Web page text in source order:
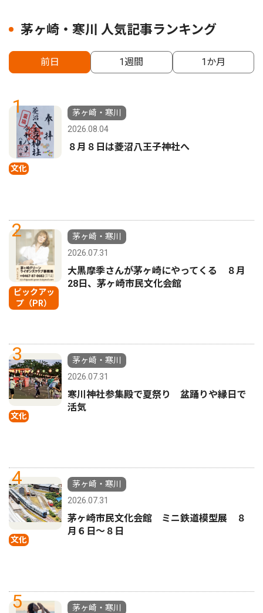
茅ヶ崎・寒川 人気記事ランキング
前日 1週間 1か月
1
文化
茅ヶ崎・寒川
2026.08.04
８月８日は菱沼八王子神社へ
2
ピックアッ
プ（PR）
茅ヶ崎・寒川
2026.07.31
大黒摩季さんが茅ヶ崎にやってくる ８月
28日、茅ヶ崎市民文化会館
3
文化
茅ヶ崎・寒川
2026.07.31
寒川神社参集殿で夏祭り 盆踊りや縁日で
活気
4
文化
茅ヶ崎・寒川
2026.07.31
茅ヶ崎市民文化会館 ミニ鉄道模型展 ８
月６日〜８日
5
茅ヶ崎・寒川